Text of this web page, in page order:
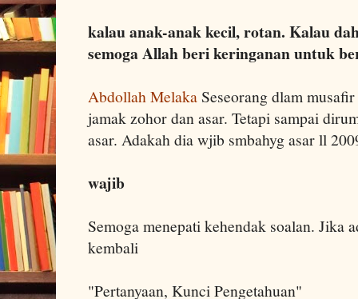
kalau anak-anak kecil, rotan. Kalau
semoga Allah beri keringanan untuk
Abdollah MelakaSeseorang dlam
jamak zohor dan asar. Tetapi sampai
asar. Adakah dia wjib smbahyg asar ll
wajib
Semoga menepati kehendak soalan. Jika
kembali
"Pertanyaan, Kunci Pengetahuan"